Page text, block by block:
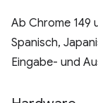
Ab Chrome 149
Spanisch,
Eingabe- und